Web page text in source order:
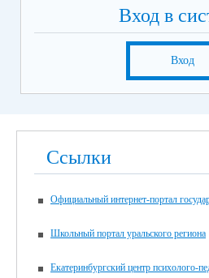
Вход в
Вход
Ссылки
Официальный интернет-портал
Школьный портал уральского региона
Екатеринбургский центр психолого-